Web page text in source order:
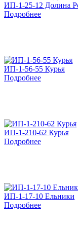
ИП-1-25-12 Долина
Подробнее
ИП-1-56-55 Курья
Подробнее
ИП-1-210-62 Курья
Подробнее
ИП-1-17-10 Ельники
Подробнее